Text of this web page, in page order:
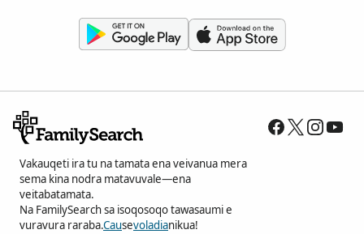
Vakauqeti ira tu na tamata ena veivanua mera
sema kina nodra matavuvale—ena
veitabatamata.
Na FamilySearch sa isoqosoqo tawasaumi e
vuravura raraba.Causevoladianikua!